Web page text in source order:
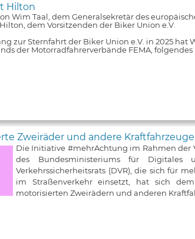
Hilton
Wim Taal, dem Generalsekretär des
dem Vorsitzenden der Biker Union e.V.
zur Sternfahrt der Biker Union e.V. in 2025 hat
der Motorradfahrerverbände FEMA,
Zweiräder und andere Kraftfahrzeuge
Die Initiative #mehrAchtung im Rahmen der
des Bundesministeriums für Digitales
Verkehrssicherheitsrats (DVR), die sich für
im Straßenverkehr einsetzt, hat sich
motorisierten Zweirädern und anderen